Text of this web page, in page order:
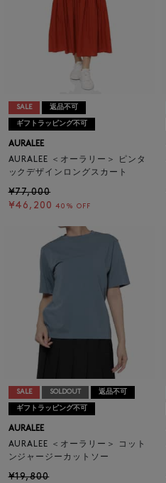
SALE 返品不可
ギフトラッピング不可
AURALEE
AURALEE ＜オーラリー＞ ピンタ
ックデザインロングスカート
¥77,000
¥46,200 40% OFF
SALE SOLDOUT 返品不可
ギフトラッピング不可
AURALEE
AURALEE ＜オーラリー＞ コット
ンジャージーカットソー
¥19,800